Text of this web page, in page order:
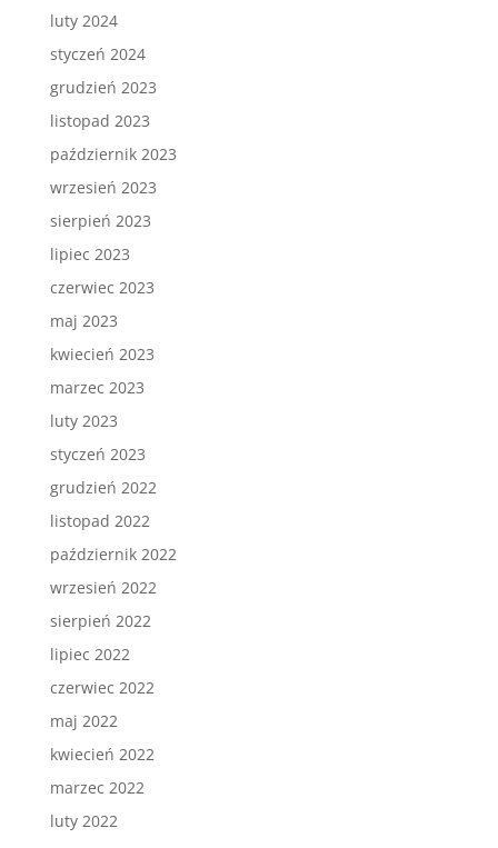
luty 2024
styczeń 2024
grudzień 2023
listopad 2023
październik 2023
wrzesień 2023
sierpień 2023
lipiec 2023
czerwiec 2023
maj 2023
kwiecień 2023
marzec 2023
luty 2023
styczeń 2023
grudzień 2022
listopad 2022
październik 2022
wrzesień 2022
sierpień 2022
lipiec 2022
czerwiec 2022
maj 2022
kwiecień 2022
marzec 2022
luty 2022